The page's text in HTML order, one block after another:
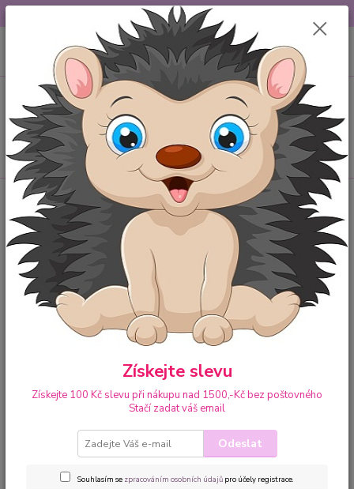
DOPRAVA OD 49,-Kč....VŠE SKLADEM.....
Menu
CZK
Hledat
+420 777259248
po-pá 6-18 hod
za 0,00 Kč
Úvod Botičky, capáčky Kojenecké hnědé sametové capáčky
Kojenecké hnědé sametové
capáčky
Získejte slevu
Získejte 100 Kč slevu při nákupu nad 1500,-Kč bez poštovného
Stačí zadat váš email
Odeslat
Souhlasím se zpracováním osobních údajů pro účely registrace.